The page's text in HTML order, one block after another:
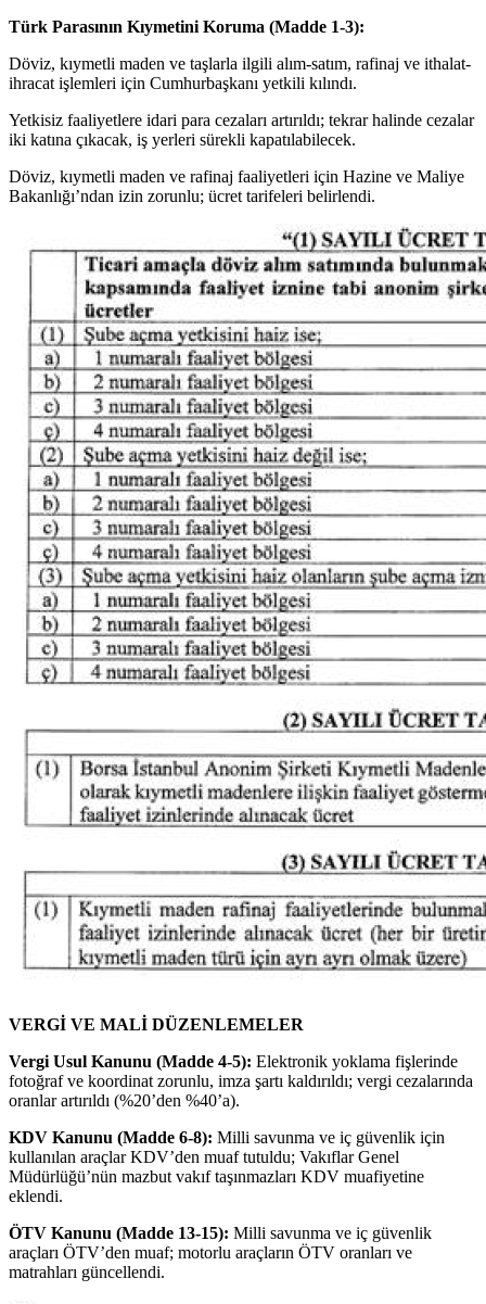
Türk Parasının Kıymetini Koruma (Madde 1-3):
Döviz, kıymetli maden ve taşlarla ilgili alım-satım, rafinaj ve ithalat-
ihracat işlemleri için Cumhurbaşkanı yetkili kılındı.
Yetkisiz faaliyetlere idari para cezaları artırıldı; tekrar halinde cezalar
iki katına çıkacak, iş yerleri sürekli kapatılabilecek.
Döviz, kıymetli maden ve rafinaj faaliyetleri için Hazine ve Maliye
Bakanlığı’ndan izin zorunlu; ücret tarifeleri belirlendi.
VERGİ VE MALİ DÜZENLEMELER
Vergi Usul Kanunu (Madde 4-5): Elektronik yoklama fişlerinde
fotoğraf ve koordinat zorunlu, imza şartı kaldırıldı; vergi cezalarında
oranlar artırıldı (%20’den %40’a).
KDV Kanunu (Madde 6-8): Milli savunma ve iç güvenlik için
kullanılan araçlar KDV’den muaf tutuldu; Vakıflar Genel
Müdürlüğü’nün mazbut vakıf taşınmazları KDV muafiyetine
eklendi.
ÖTV Kanunu (Madde 13-15): Milli savunma ve iç güvenlik
araçları ÖTV’den muaf; motorlu araçların ÖTV oranları ve
matrahları güncellendi.